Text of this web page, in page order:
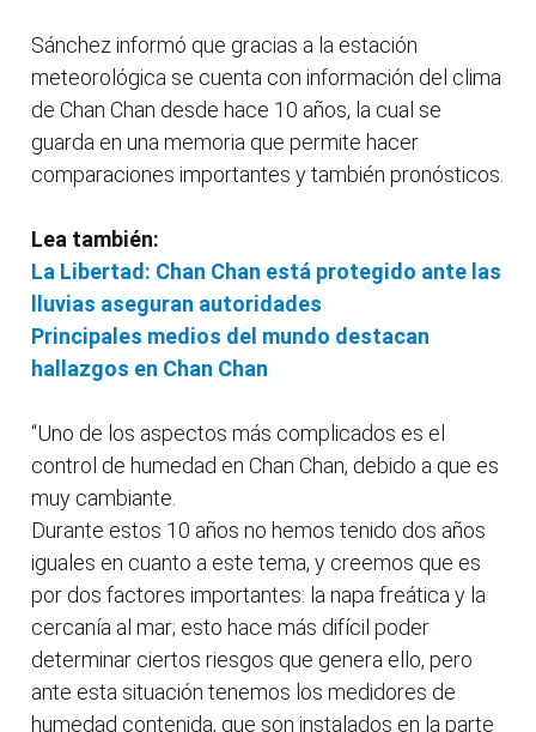
Sánchez informó que gracias a la estación
meteorológica se cuenta con información del clima
de Chan Chan desde hace 10 años, la cual se
guarda en una memoria que permite hacer
comparaciones importantes y también pronósticos.
Lea también:
La Libertad: Chan Chan está protegido ante las
lluvias aseguran autoridades
Principales medios del mundo destacan
hallazgos en Chan Chan
“Uno de los aspectos más complicados es el
control de humedad en Chan Chan, debido a que es
muy cambiante.
Durante estos 10 años no hemos tenido dos años
iguales en cuanto a este tema, y creemos que es
por dos factores importantes: la napa freática y la
cercanía al mar; esto hace más difícil poder
determinar ciertos riesgos que genera ello, pero
ante esta situación tenemos los medidores de
humedad contenida, que son instalados en la parte